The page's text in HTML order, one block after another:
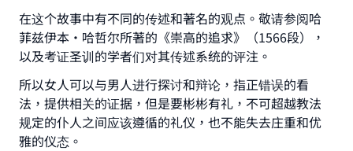
在这个故事中有不同的传述和著名的观点。敬请参阅哈
菲兹伊本·哈哲尔所著的《崇高的追求》（1566段），
以及考证圣训的学者们对其传述系统的评注。
所以女人可以与男人进行探讨和辩论，指正错误的看
法，提供相关的证据，但是要彬彬有礼，不可超越教法
规定的仆人之间应该遵循的礼仪，也不能失去庄重和优
雅的仪态。